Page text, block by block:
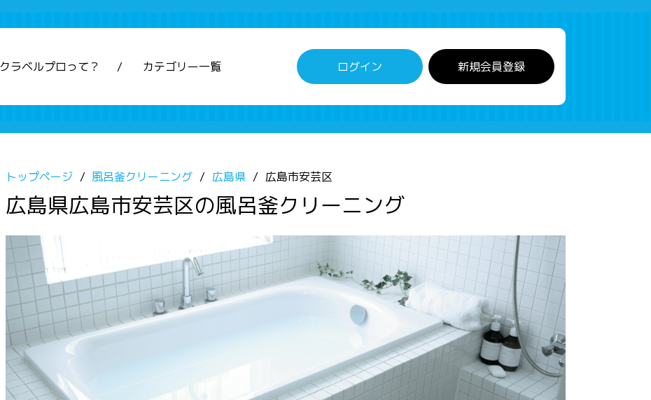
クラベルプロって？ カテゴリー一覧 ログイン 新規会員登録
トップページ 風呂釜クリーニング 広島県 広島市安芸区
広島県広島市安芸区の風呂釜クリーニング